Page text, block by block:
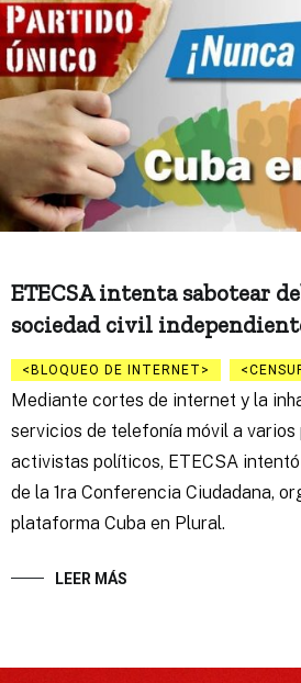
ETECSA intenta sabotear
sociedad civil
BLOQUEO DE INTERNET
Mediante cortes de internet y la
servicios de telefonía móvil a
activistas políticos, ETECSA
de la 1ra Conferencia Ciudadana,
plataforma Cuba en Plural.
LEER MÁS